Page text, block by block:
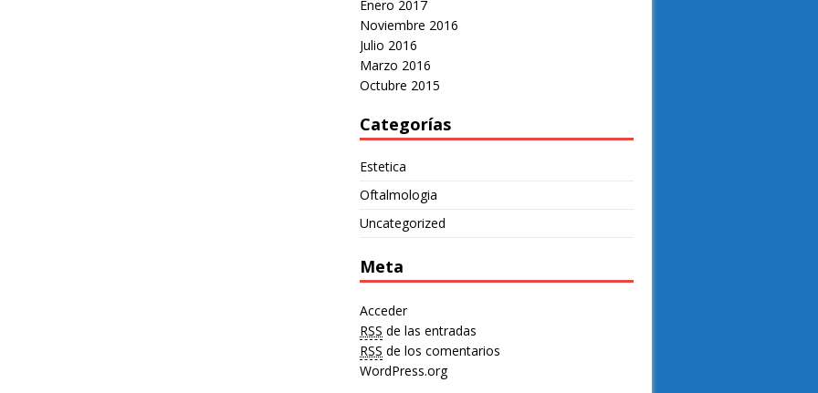
Enero 2017
Noviembre 2016
Julio 2016
Marzo 2016
Octubre 2015
Categorías
Estetica
Oftalmologia
Uncategorized
Meta
Acceder
RSS de las entradas
RSS de los comentarios
WordPress.org